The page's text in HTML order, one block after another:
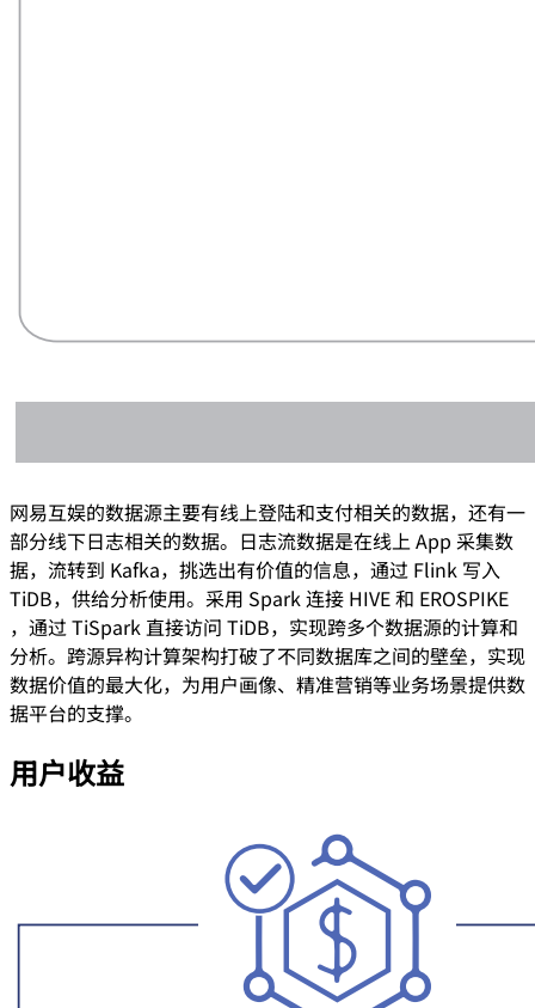
网易互娱的数据源主要有线上登陆和支付相关的数据，还有一
部分线下日志相关的数据。日志流数据是在线上 App 采集数
据，流转到 Kafka，挑选出有价值的信息，通过 Flink 写入
TiDB，供给分析使用。采用 Spark 连接 HIVE 和 EROSPIKE
，通过 TiSpark 直接访问 TiDB，实现跨多个数据源的计算和
分析。跨源异构计算架构打破了不同数据库之间的壁垒，实现
数据价值的最大化，为用户画像、精准营销等业务场景提供数
据平台的支撑。
用户收益